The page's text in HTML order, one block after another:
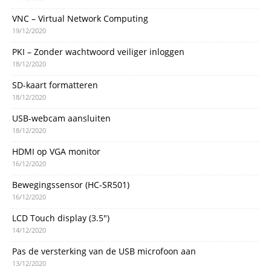
VNC – Virtual Network Computing
19/12/2020
PKI – Zonder wachtwoord veiliger inloggen
18/12/2020
SD-kaart formatteren
18/12/2020
USB-webcam aansluiten
18/12/2020
HDMI op VGA monitor
16/12/2020
Bewegingssensor (HC-SR501)
16/12/2020
LCD Touch display (3.5″)
14/12/2020
Pas de versterking van de USB microfoon aan
13/12/2020